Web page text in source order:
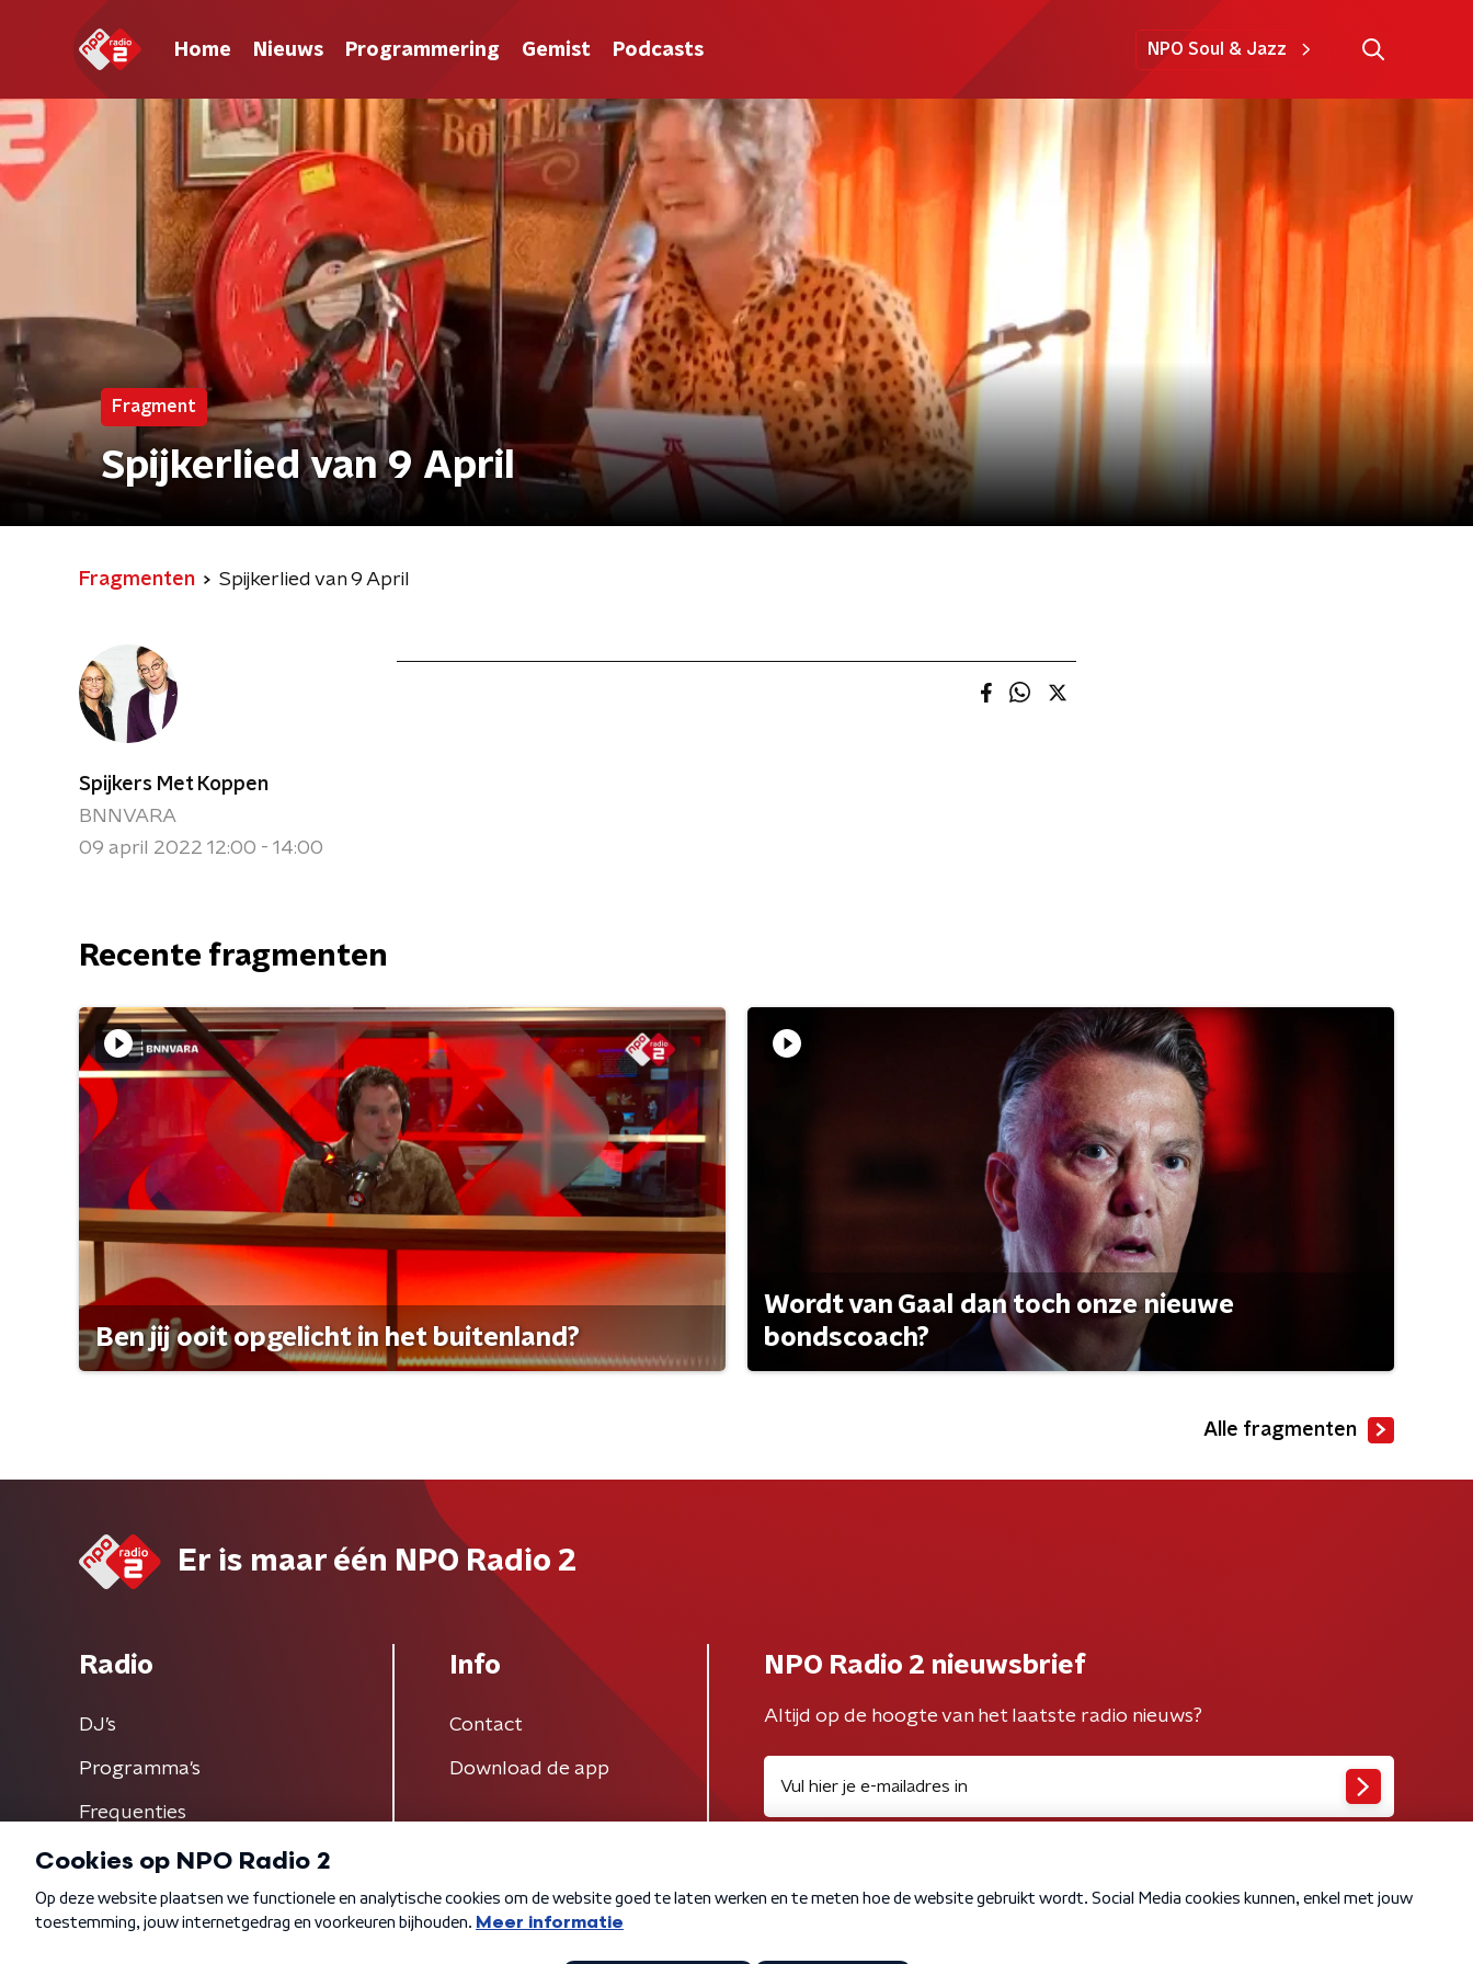
Home Nieuws Programmering Gemist Podcasts NPO Soul & Jazz
Fragment
Spijkerlied van 9 April
Fragmenten Spijkerlied van 9 April
Spijkers Met Koppen
BNNVARA
09 april 2022 12:00 - 14:00
Recente fragmenten
Ben jij ooit opgelicht in het buitenland?
Wordt van Gaal dan toch onze nieuwe
bondscoach?
Alle fragmenten
Er is maar één NPO Radio 2
Radio
DJ’s
Programma's
Frequenties
Info
Contact
Download de app
NPO Radio 2 nieuwsbrief
Altijd op de hoogte van het laatste radio nieuws?
Algemene voorwaarden Privacybeleid